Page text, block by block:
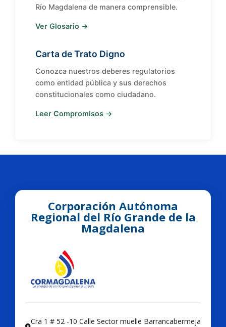
Río Magdalena de manera comprensible.
Ver Glosario →
Carta de Trato Digno
Conozca nuestros deberes regulatorios
como entidad pública y sus derechos
constitucionales como ciudadano.
Leer Compromisos →
Corporación Autónoma
Regional del Río Grande de la
Magdalena
Cra 1 # 52 -10 Calle Sector muelle Barrancabermeja